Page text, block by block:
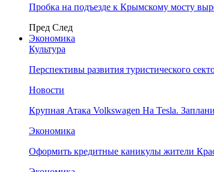
Пробка на подъезде к Крымскому мосту
Пред След
Экономика
Культура
Перспективы развития туристического
Новости
Крупная Атака Volkswagen На Tesla.
Экономика
Оформить кредитные каникулы жители